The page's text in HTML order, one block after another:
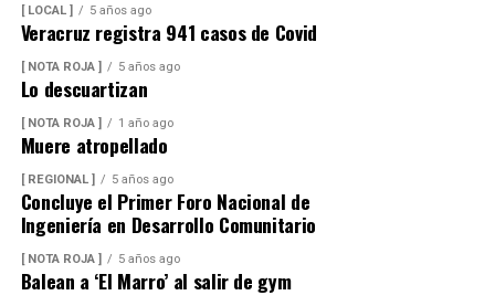
[ LOCAL ] 5 años ago
Veracruz registra 941 casos de Covid
[ NOTA ROJA ] 5 años ago
Lo descuartizan
[ NOTA ROJA ] 1 año ago
Muere atropellado
[ REGIONAL ] 5 años ago
Concluye el Primer Foro Nacional de
Ingeniería en Desarrollo Comunitario
[ NOTA ROJA ] 5 años ago
Balean a ‘El Marro’ al salir de gym